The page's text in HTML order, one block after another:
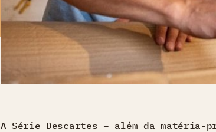
A Série Descartes – além da matéria-